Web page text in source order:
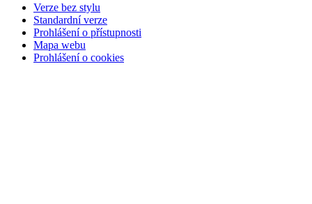
Verze bez stylu
Standardní verze
Prohlášení o přístupnosti
Mapa webu
Prohlášení o cookies